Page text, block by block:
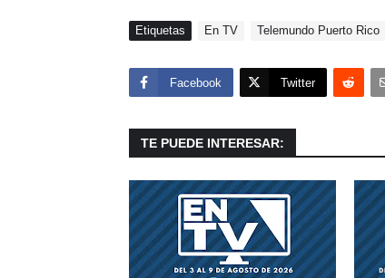
Etiquetas En TV Telemundo Puerto Rico
Facebook Twitter
TE PUEDE INTERESAR: